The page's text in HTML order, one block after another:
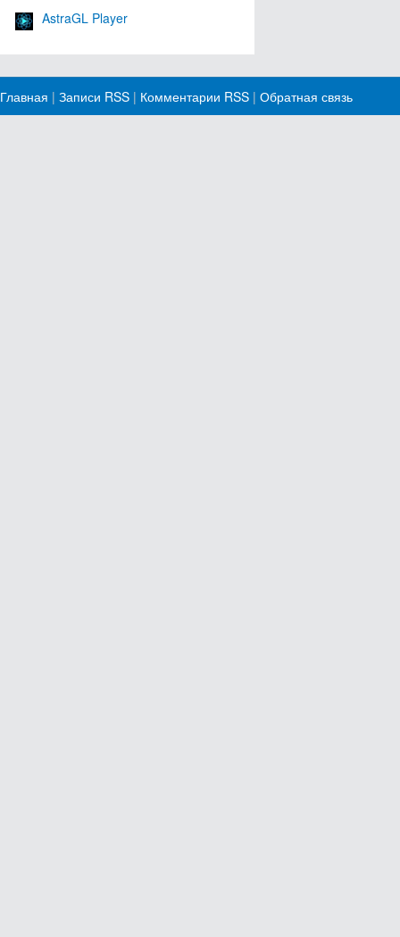
AstraGL Player
Главная | Записи RSS | Комментарии RSS | Обратная связь